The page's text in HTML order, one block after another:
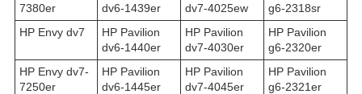
7380er
dv6-1439er
dv7-4025ew
g6-2318sr
HP Envy dv7
HP Pavilion
dv6-1440er
HP Pavilion
dv7-4030er
HP Pavilion
g6-2320er
HP Envy dv7-
7250er
HP Pavilion
dv6-1445er
HP Pavilion
dv7-4045er
HP Pavilion
g6-2321er